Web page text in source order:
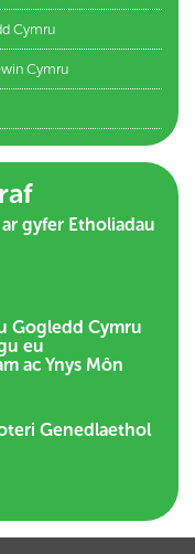
Cymru
Cymru
gyfer Etholiadau
Gogledd Cymru
eu
ac Ynys Môn
Genedlaethol